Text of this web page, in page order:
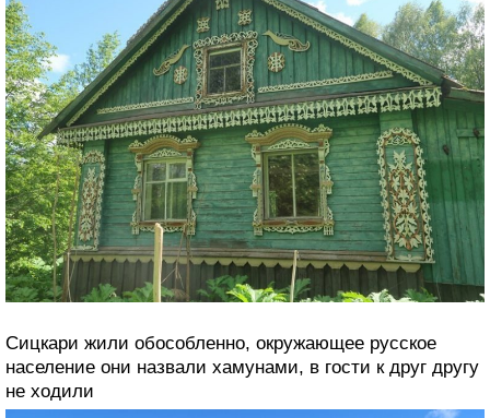
Сицкари жили обособленно, окружающее русское
население они назвали хамунами, в гости к друг другу
не ходили